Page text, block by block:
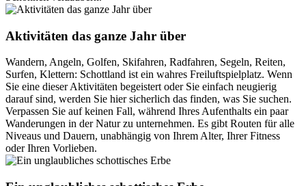
Aktivitäten das ganze Jahr über
Wandern, Angeln, Golfen, Skifahren, Radfahren, Segeln, Reiten,
Surfen, Klettern: Schottland ist ein wahres Freiluftspielplatz. Wenn
Sie eine dieser Aktivitäten begeistert oder Sie einfach neugierig
darauf sind, werden Sie hier sicherlich das finden, was Sie suchen.
Verpassen Sie auf keinen Fall, während Ihres Aufenthalts ein paar
Wanderungen in der Natur zu unternehmen. Es gibt Routen für alle
Niveaus und Dauern, unabhängig von Ihrem Alter, Ihrer Fitness
oder Ihren Vorlieben.